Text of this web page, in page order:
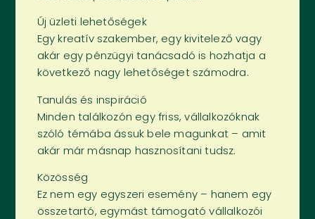
Új üzleti lehetőségek
Egy kreatív szakember, egy kivitelező vagy
akár egy pénzügyi tanácsadó is hozhatja a
következő nagy lehetőséget számodra.
Tanulás és inspiráció
Minden találkozón egy friss, vállalkozóknak
szóló témába ássuk bele magunkat – amit
akár már másnap hasznosítani tudsz.
Közösség
Ez nem egy egyszeri esemény – hanem egy
összetartó, egymást támogató vállalkozói